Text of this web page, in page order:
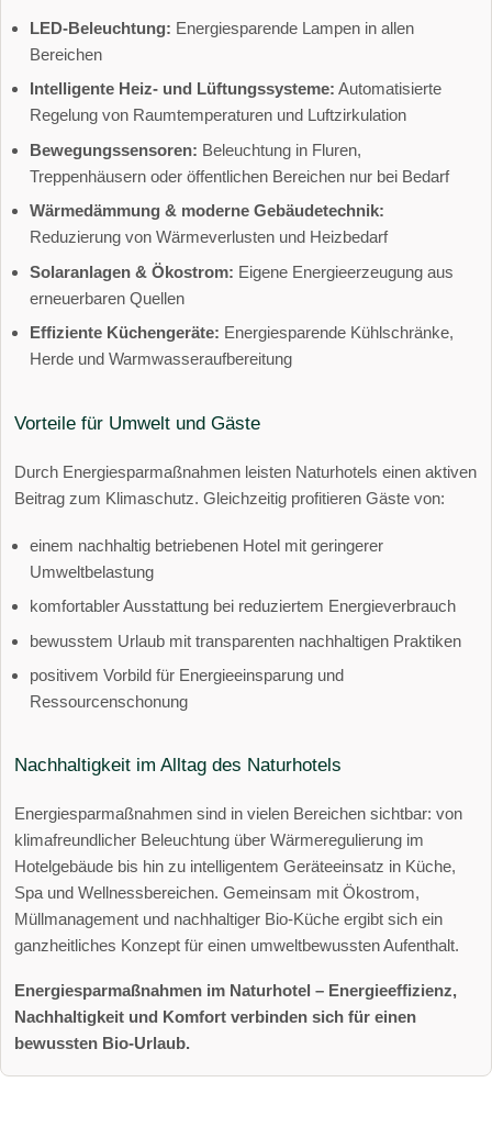
LED-Beleuchtung: Energiesparende Lampen in allen
Bereichen
Intelligente Heiz- und Lüftungssysteme: Automatisierte
Regelung von Raumtemperaturen und Luftzirkulation
Bewegungssensoren: Beleuchtung in Fluren,
Treppenhäusern oder öffentlichen Bereichen nur bei Bedarf
Wärmedämmung & moderne Gebäudetechnik:
Reduzierung von Wärmeverlusten und Heizbedarf
Solaranlagen & Ökostrom: Eigene Energieerzeugung aus
erneuerbaren Quellen
Effiziente Küchengeräte: Energiesparende Kühlschränke,
Herde und Warmwasseraufbereitung
Vorteile für Umwelt und Gäste
Durch Energiesparmaßnahmen leisten Naturhotels einen aktiven
Beitrag zum Klimaschutz. Gleichzeitig profitieren Gäste von:
einem nachhaltig betriebenen Hotel mit geringerer
Umweltbelastung
komfortabler Ausstattung bei reduziertem Energieverbrauch
bewusstem Urlaub mit transparenten nachhaltigen Praktiken
positivem Vorbild für Energieeinsparung und
Ressourcenschonung
Nachhaltigkeit im Alltag des Naturhotels
Energiesparmaßnahmen sind in vielen Bereichen sichtbar: von
klimafreundlicher Beleuchtung über Wärmeregulierung im
Hotelgebäude bis hin zu intelligentem Geräteeinsatz in Küche,
Spa und Wellnessbereichen. Gemeinsam mit Ökostrom,
Müllmanagement und nachhaltiger Bio-Küche ergibt sich ein
ganzheitliches Konzept für einen umweltbewussten Aufenthalt.
Energiesparmaßnahmen im Naturhotel – Energieeffizienz,
Nachhaltigkeit und Komfort verbinden sich für einen
bewussten Bio-Urlaub.